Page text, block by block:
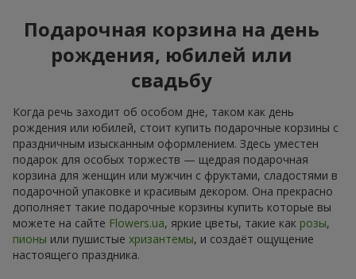
Подарочная корзина на день
рождения, юбилей или
свадьбу
Когда речь заходит об особом дне, таком как день
рождения или юбилей, стоит купить подарочные корзины с
праздничным изысканным оформлением. Здесь уместен
подарок для особых торжеств — щедрая подарочная
корзина для женщин или мужчин с фруктами, сладостями в
подарочной упаковке и красивым декором. Она прекрасно
дополняет такие подарочные корзины купить которые вы
можете на сайте Flowers.ua, яркие цветы, такие как розы,
пионы или пушистые хризантемы, и создаёт ощущение
настоящего праздника.